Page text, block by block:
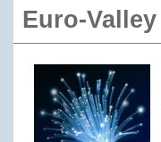
Euro-Valley